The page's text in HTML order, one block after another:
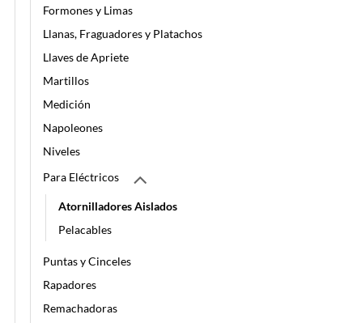
Formones y Limas
Llanas, Fraguadores y Platachos
Llaves de Apriete
Martillos
Medición
Napoleones
Niveles
Para Eléctricos
Atornilladores Aislados
Pelacables
Puntas y Cinceles
Rapadores
Remachadoras